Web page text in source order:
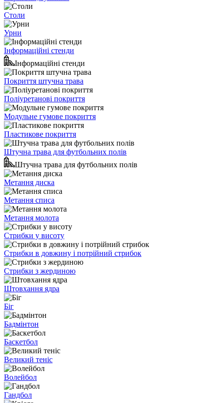
Столи
Урни
Інформаційні стенди
Інформаційні стенди
Покриття штучна трава
Поліуретанові покриття
Модульне гумове покриття
Пластикове покриття
Штучна трава для футбольних полів
Штучна трава для футбольних полів
Метання диска
Метання списа
Метання молота
Стрибки у висоту
Стрибки в довжину і потрійний стрибок
Стрибки з жердиною
Штовхання ядра
Біг
Бадмінтон
Баскетбол
Великий теніс
Волейбол
Гандбол